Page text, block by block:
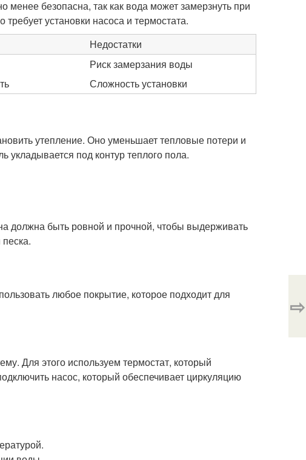
безопасна, так как вода может замерзнуть при
установки насоса и термостата.
Недостатки
Риск замерзания воды
Сложность установки
утепление. Оно уменьшает тепловые потери и
укладывается под контур теплого пола.
должна быть ровной и прочной, чтобы выдерживать
любое покрытие, которое подходит для
Для этого используем термостат, который
насос, который обеспечивает циркуляцию
⇨